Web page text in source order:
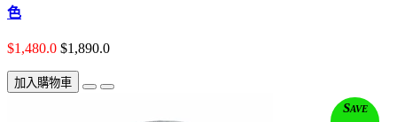
色
$1,480.0 $1,890.0
加入購物車
Save